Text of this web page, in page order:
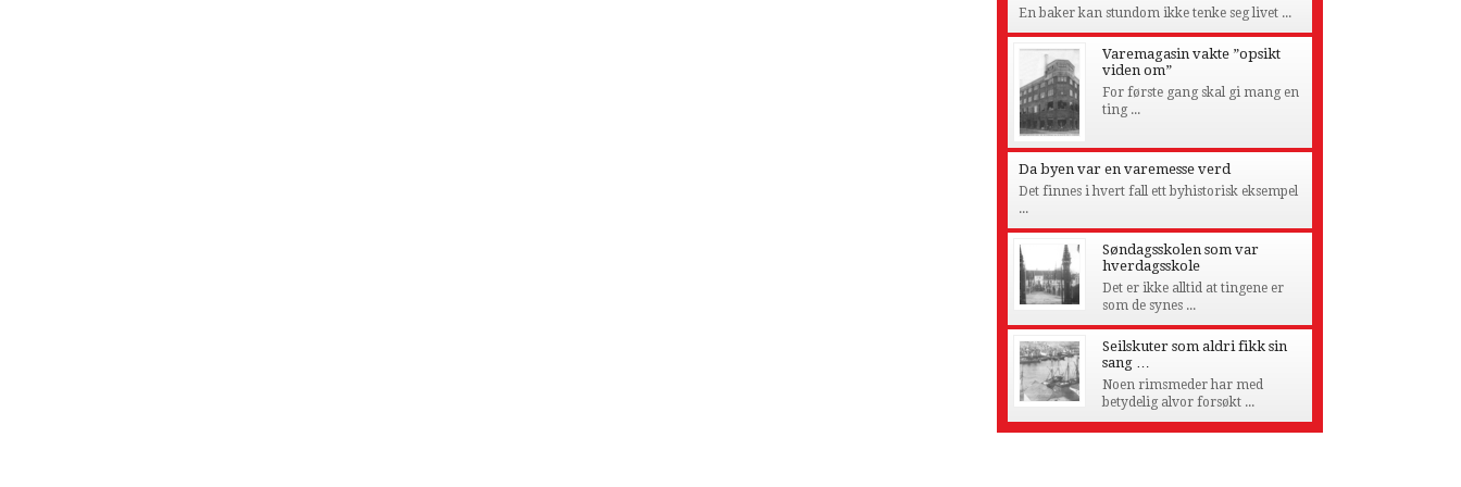
En baker kan stundom ikke tenke seg livet ...
Varemagasin vakte ”opsikt
viden om”
For første gang skal gi mang en
ting ...
Da byen var en varemesse verd
Det finnes i hvert fall ett byhistorisk eksempel
...
Søndagsskolen som var
hverdagsskole
Det er ikke alltid at tingene er
som de synes ...
Seilskuter som aldri fikk sin
sang …
Noen rimsmeder har med
betydelig alvor forsøkt ...